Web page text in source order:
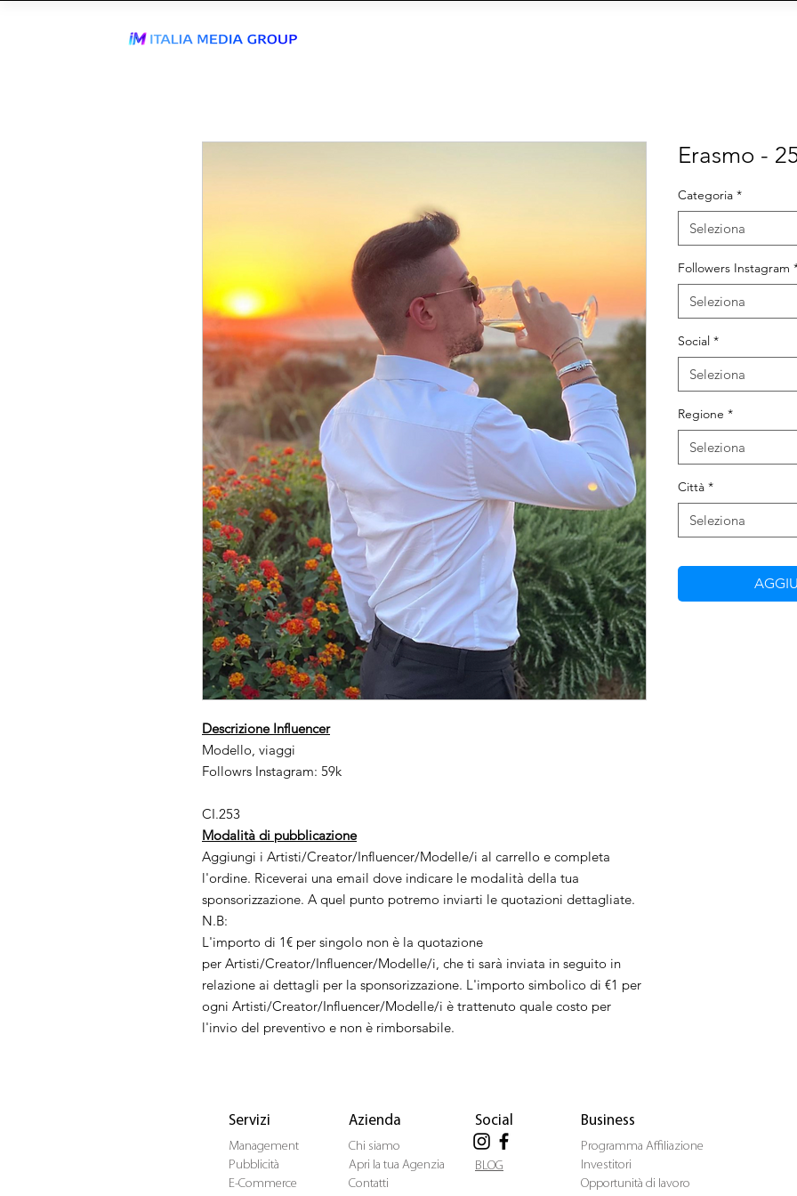
Descrizione Influencer
Modello, viaggi
Followrs Instagram: 59k
CI.253
Modalità di pubblicazione
Aggiungi i Artisti/Creator/Influencer/Modelle/i al carrello e completa
l'ordine. Riceverai una email dove indicare le modalità della tua
sponsorizzazione. A quel punto potremo inviarti le quotazioni dettagliate.
N.B:
L'importo di 1€ per singolo non è la quotazione
per Artisti/Creator/Influencer/Modelle/i, che ti sarà inviata in seguito in
relazione ai dettagli per la sponsorizzazione. L'importo simbolico di €1 per
ogni Artisti/Creator/Influencer/Modelle/i è trattenuto quale costo per
l'invio del preventivo e non è rimborsabile.
Erasmo -
Categoria *
Seleziona
Followers Instagram
Seleziona
Social *
Seleziona
Regione *
Seleziona
Città *
Seleziona
Servizi
Management
Pubblicità
E-Commerce
Azienda
Chi siamo
Apri la tua Agenzia
Contatti
Social
BLOG
Business
Programma Affiliazione
Investitori
Opportunità di lavoro